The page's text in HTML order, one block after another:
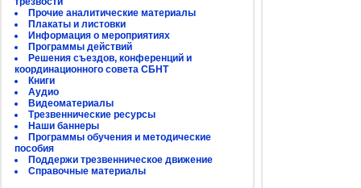
Прочие аналитические материалы
Плакаты и листовки
Информация о мероприятиях
Программы действий
Решения съездов, конференций и
координационного совета СБНТ
Книги
Аудио
Видеоматериалы
Трезвеннические ресурсы
Наши баннеры
Программы обучения и методические
пособия
Поддержи трезвенническое движение
Справочные материалы